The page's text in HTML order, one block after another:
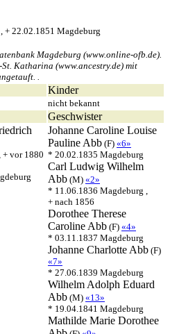
+ 22.02.1851 Magdeburg
Magdeburg (www.online-ofb.de).
Katharina (www.ancestry.de) mit
.
Kinder
nicht bekannt
Geschwister
vor 1880
Johanne Caroline Louise
Pauline Abb (F) «6»
* 20.02.1835 Magdeburg
Carl Ludwig Wilhelm
Abb (M) «2»
* 11.06.1836 Magdeburg ,
+ nach 1856
Dorothee Therese
Caroline Abb (F) «4»
* 03.11.1837 Magdeburg
Johanne Charlotte Abb (F)
«7»
* 27.06.1839 Magdeburg
Wilhelm Adolph Eduard
Abb (M) «13»
* 19.04.1841 Magdeburg
Mathilde Marie Dorothee